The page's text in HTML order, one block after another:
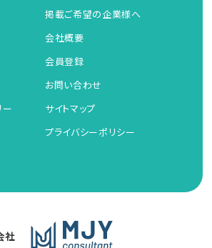
ー
掲載ご希望の企業様へ
会社概要
会員登録
お問い合わせ
サイトマップ
プライバシーポリシー
社